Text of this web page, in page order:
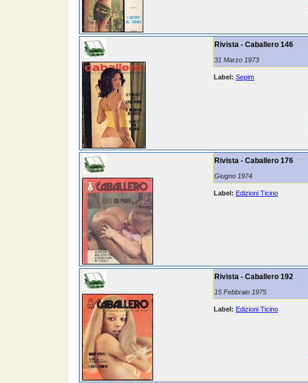
Rivista - Caballero 146
31 Marzo 1973
Label: Sepim
Rivista - Caballero 176
Giugno 1974
Label: Edizioni Ticino
Rivista - Caballero 192
15 Febbraio 1975
Label: Edizioni Ticino